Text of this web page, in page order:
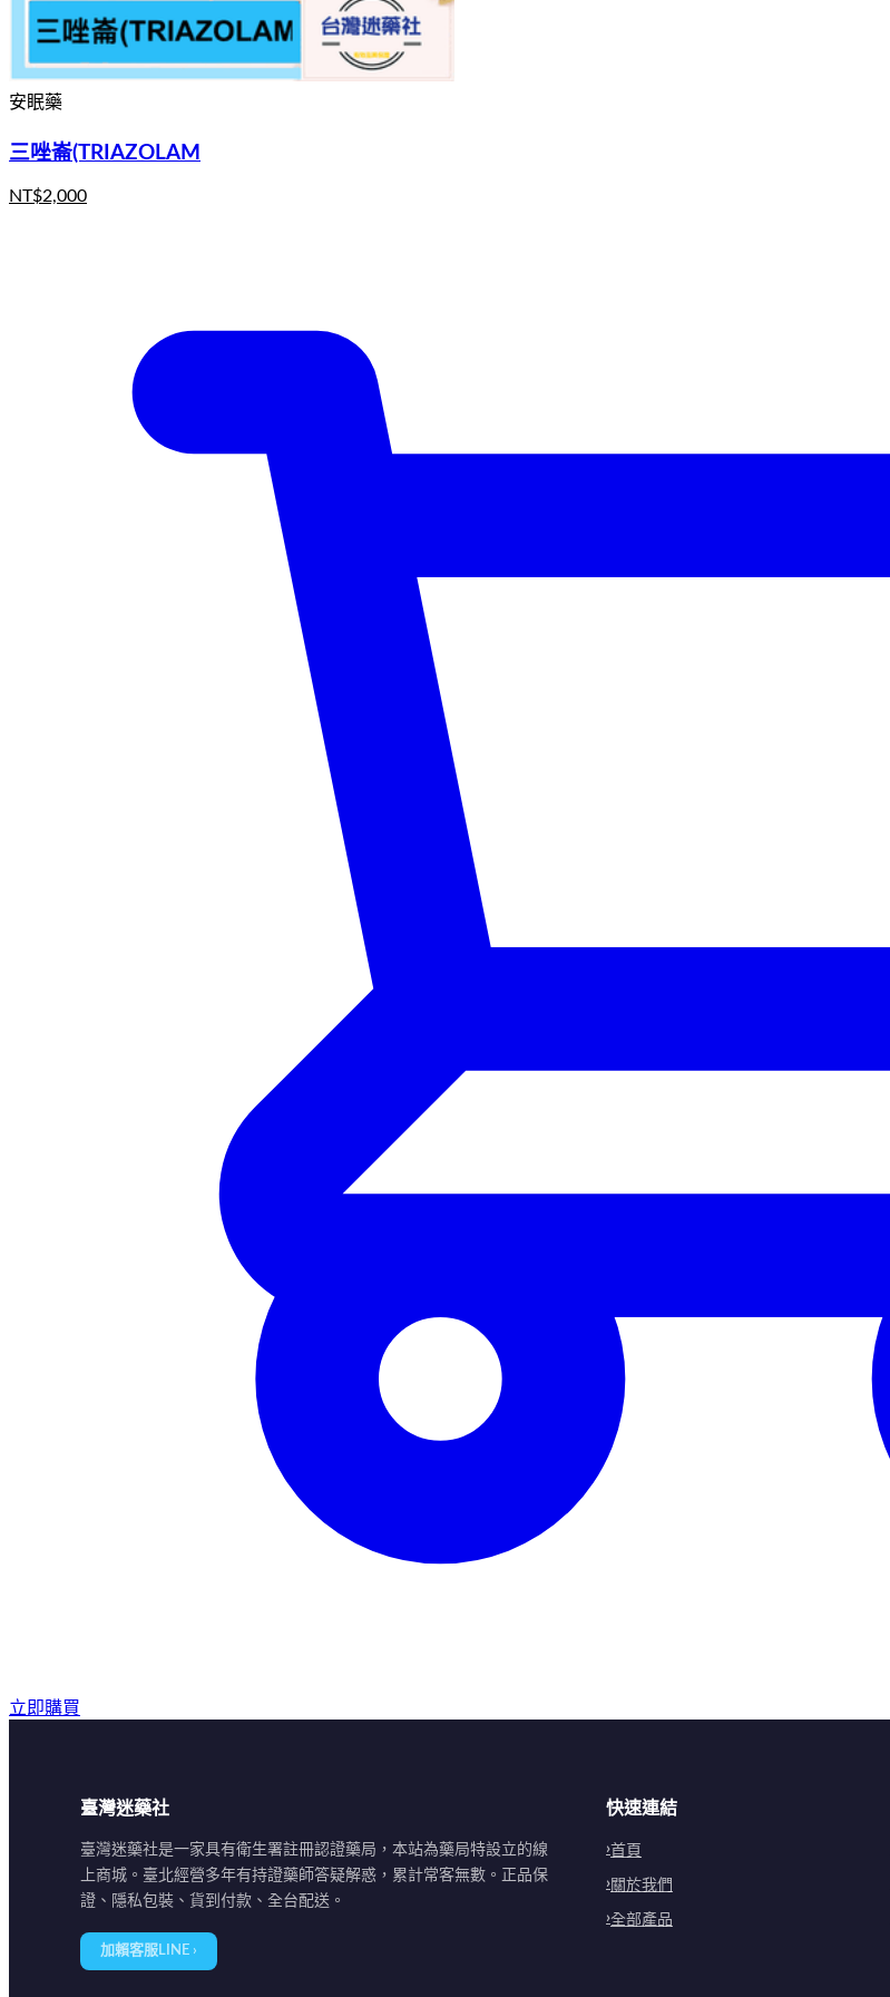
安眠藥
三唑崙(TRIAZOLAM
NT$2,000
立即購買
臺灣迷藥社
臺灣迷藥社是一家具有衛生署註冊認證藥局，本站為藥局特設立的線
上商城。臺北經營多年有持證藥師答疑解惑，累計常客無數。正品保
證、隱私包裝、貨到付款、全台配送。
加賴客服LINE ›
快速連結
首頁
關於我們
全部產品